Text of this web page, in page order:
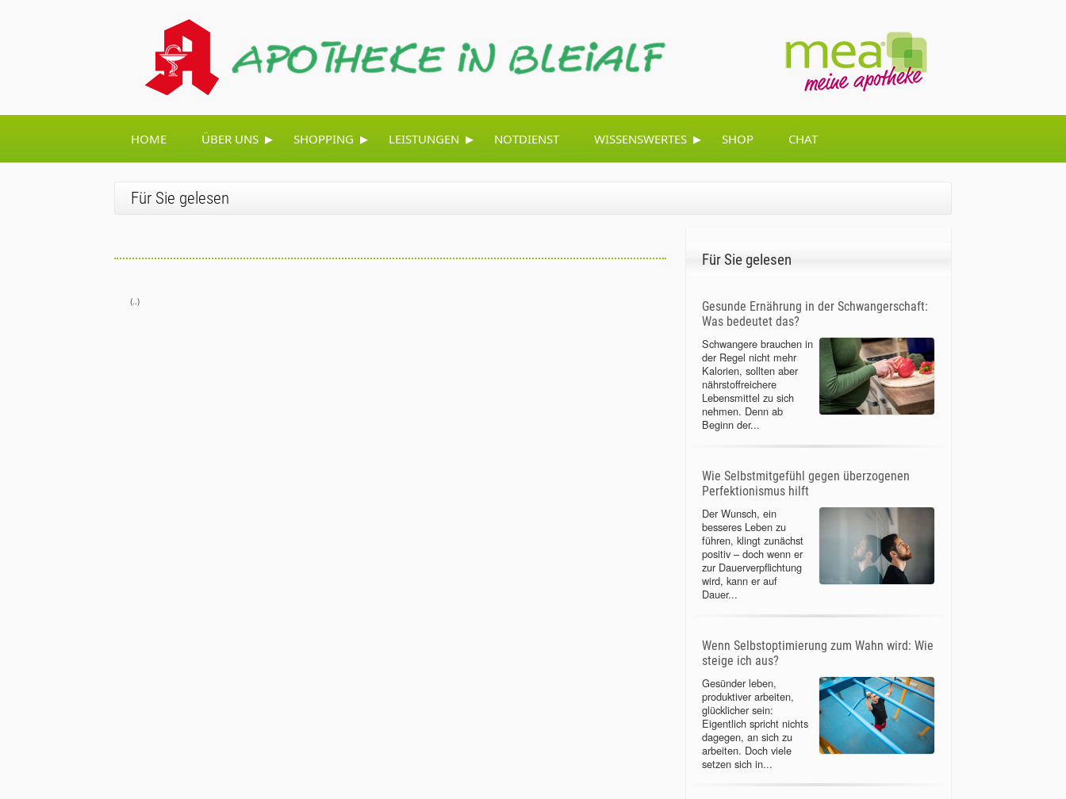
HOME ÜBER UNS ▸ SHOPPING ▸ LEISTUNGEN ▸ NOTDIENST WISSENSWERTES ▸ SHOP CHAT
Für Sie gelesen
(..)
Für Sie gelesen
Gesunde Ernährung in der Schwangerschaft:
Was bedeutet das?
Schwangere brauchen in
der Regel nicht mehr
Kalorien, sollten aber
nährstoffreichere
Lebensmittel zu sich
nehmen. Denn ab
Beginn der...
Wie Selbstmitgefühl gegen überzogenen
Perfektionismus hilft
Der Wunsch, ein
besseres Leben zu
führen, klingt zunächst
positiv – doch wenn er
zur Dauerverpflichtung
wird, kann er auf
Dauer...
Wenn Selbstoptimierung zum Wahn wird: Wie
steige ich aus?
Gesünder leben,
produktiver arbeiten,
glücklicher sein:
Eigentlich spricht nichts
dagegen, an sich zu
arbeiten. Doch viele
setzen sich in...